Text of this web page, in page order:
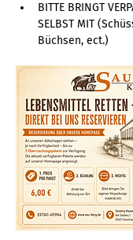
BITTE BRINGT
SELBST MIT
Büchsen, ect.)